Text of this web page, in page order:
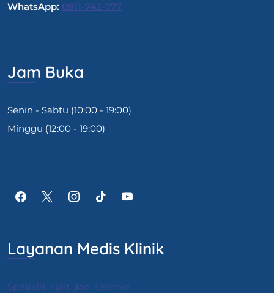
WhatsApp: 0811-742-777
Jam Buka
Senin - Sabtu (10:00 - 19:00)
Minggu (12:00 - 19:00)
Layanan Medis Klinik
Spesialis Kulit dan Kelamin